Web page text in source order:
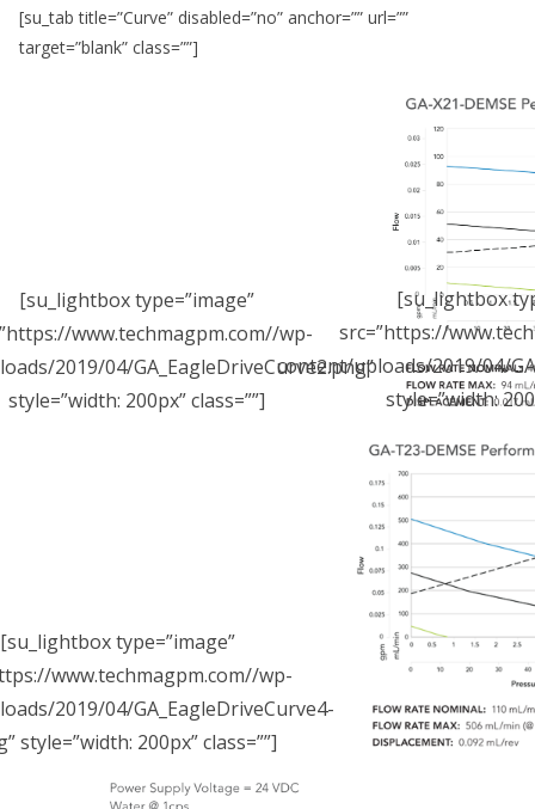
[su_tab title=”Curve” disabled=”no” anchor=”” url=””
target=”blank” class=””]
[su_lightbox type=”image”
www.techmagpm.com//wp-
2019/04/GA_EagleDriveCurve2.png”
style=”width: 200px” class=””]
[su_lightbox
src=”https://
content/uploads/2019/04/
style=”width:
[su_lightbox type=”image”
www.techmagpm.com//wp-
2019/04/GA_EagleDriveCurve4-
style=”width: 200px” class=””]